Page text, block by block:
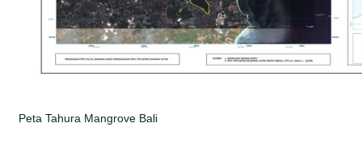
Peta Tahura Mangrove Bali